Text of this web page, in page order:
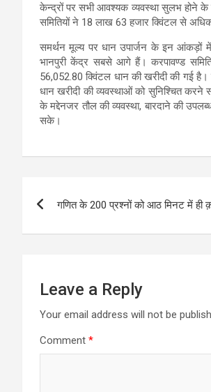
केन्द्रों पर सभी आवश्यक व्यवस्था सुलभ होने
समितियों ने 18 लाख 63 हजार क्विंटल से
समर्थन मूल्य पर धान ​उपार्जन के इन आंकड़ों
भानपुरी केंद्र सबसे आगे हैं। करपावण्ड समिति
56,052.80 क्विंटल धान की खरीदी की गई
धान खरीदी की व्यवस्थाओं को सुनिश्चित करने
के मद्देनजर तौल की व्यवस्था, बारदाने की
सके।
navigation
गणित के 200 प्रश्नों को आठ मिनट में ही
Leave a Reply
Your email address will not be
Comment *